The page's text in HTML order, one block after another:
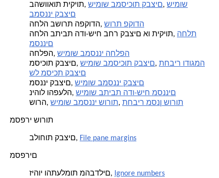
בהשוואות תיקיות, שימוש במסיכות קבצים, שימוש
במסנני קבצים
החלה בשורת הפקודה, שורת פקודה
החלה בתיבת הדו-שיח בחר קבצים או תיקיות, החלת
מסננים
החלפה, שימוש במסנני החלפה
מסיכות קבצים, שימוש במסיכות קבצים, תחביר ודוגמה
של מסיכת קבצים
מסנני קבצים, שימוש במסנני קבצים
ניהול והפעלה, שימוש בתיבת הדו-שיח מסננים
שורה, שימוש במסנני שורות, תחביר מסנן שורות
מספרי שורות
בלוחות קבצים, File pane margins
מספרים
זיהוי והתעלמות מהבדלים, Ignore numbers